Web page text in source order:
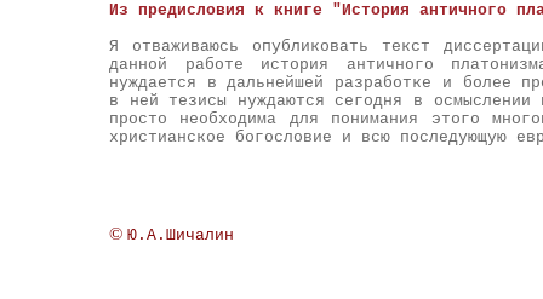
Из предисловия к книге "История античного
Я отваживаюсь опубликовать текст
данной работе история античного
нуждается в дальнейшей разработке и более
в ней тезисы нуждаются сегодня в
просто необходима для понимания этого
христианское богословие и всю последующую
© Ю.А.Шичалин